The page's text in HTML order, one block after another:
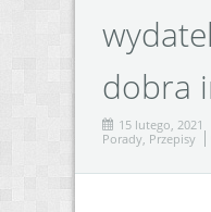
dobra
15 lutego, 2021
Porady, Przepisy